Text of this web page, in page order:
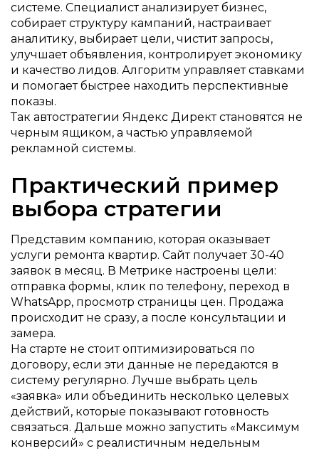
системе. Специалист анализирует бизнес,
собирает структуру кампаний, настраивает
аналитику, выбирает цели, чистит запросы,
улучшает объявления, контролирует экономику
и качество лидов. Алгоритм управляет ставками
и помогает быстрее находить перспективные
показы.
Так автостратегии Яндекс Директ становятся не
черным ящиком, а частью управляемой
рекламной системы.
Практический пример
выбора стратегии
Представим компанию, которая оказывает
услуги ремонта квартир. Сайт получает 30-40
заявок в месяц. В Метрике настроены цели:
отправка формы, клик по телефону, переход в
WhatsApp, просмотр страницы цен. Продажа
происходит не сразу, а после консультации и
замера.
На старте не стоит оптимизироваться по
договору, если эти данные не передаются в
систему регулярно. Лучше выбрать цель
«заявка» или объединить несколько целевых
действий, которые показывают готовность
связаться. Дальше можно запустить «Максимум
конверсий» с реалистичным недельным